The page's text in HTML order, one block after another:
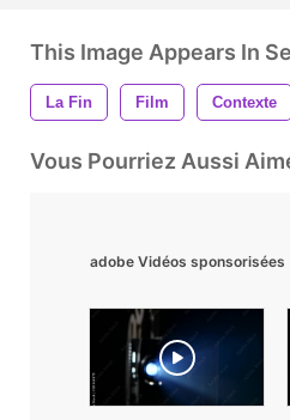
This Image Appears In
La Fin Film Contexte
Vous Pourriez Aussi
adobe Vidéos sponsorisées